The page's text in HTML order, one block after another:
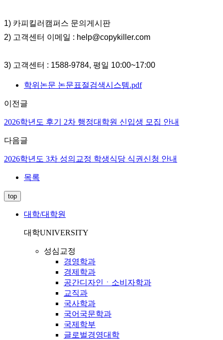
1) 카피킬러캠퍼스 문의게시판
2) 고객센터 이메일 : help@copykiller.com
3) 고객센터 : 1588-9784, 평일 10:00~17:00
학위논문 논문표절검색시스템.pdf
이전글
2026학년도 후기 2차 행정대학원 신입생 모집 안내
다음글
2026학년도 3차 성의교정 학생식당 식권신청 안내
목록
top
대학/대학원
대학UNIVERSITY
성심교정
경영학과
경제학과
공간디자인ㆍ소비자학과
교직과
국사학과
국어국문학과
국제학부
글로벌경영대학